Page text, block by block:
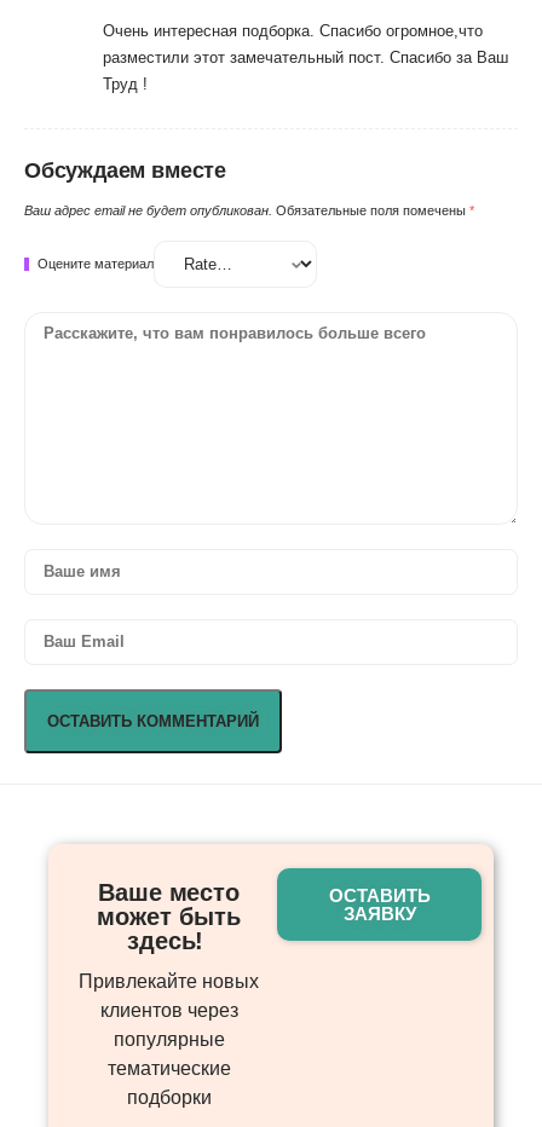
Очень интересная подборка. Спасибо огромное,что
разместили этот замечательный пост. Спасибо за Ваш
Труд !
Обсуждаем вместе
Ваш адрес email не будет опубликован. Обязательные поля помечены *
Оцените материал
Ваше место
может быть
здесь! ​
Привлекайте новых
клиентов через
популярные
тематические
подборки
ОСТАВИТЬ
ЗАЯВКУ